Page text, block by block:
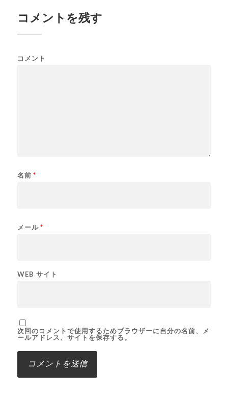
コメントを残す
コメント
名前 *
メール *
WEB サイト
次回のコメントで使用するためブラウザーに自分の名前、メ
ールアドレス、サイトを保存する。